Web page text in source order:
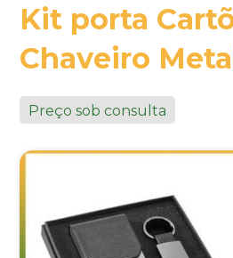
Kit porta
Chaveiro
Preço sob consulta